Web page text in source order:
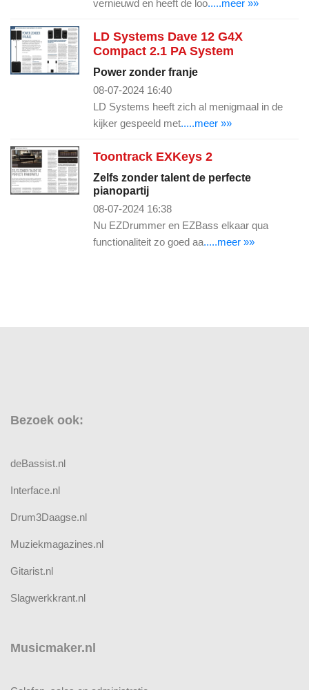
vernieuwd en heeft de loo.....meer »»
LD Systems Dave 12 G4X
Compact 2.1 PA System
Power zonder franje
08-07-2024 16:40
LD Systems heeft zich al menigmaal in de
kijker gespeeld met.....meer »»
Toontrack EXKeys 2
Zelfs zonder talent de perfecte
pianopartij
08-07-2024 16:38
Nu EZDrummer en EZBass elkaar qua
functionaliteit zo goed aa.....meer »»
Bezoek ook:
deBassist.nl
Interface.nl
Drum3Daagse.nl
Muziekmagazines.nl
Gitarist.nl
Slagwerkkrant.nl
Musicmaker.nl